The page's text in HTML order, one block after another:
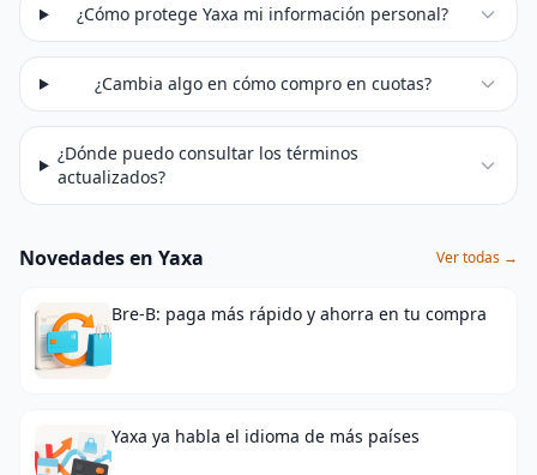
¿Cómo protege Yaxa mi información personal?
¿Cambia algo en cómo compro en cuotas?
¿Dónde puedo consultar los términos
actualizados?
Novedades en Yaxa Ver todas →
Bre-B: paga más rápido y ahorra en tu compra
Yaxa ya habla el idioma de más países